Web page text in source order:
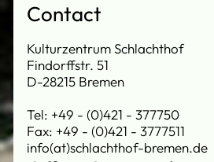
Contact
Kulturzentrum Schlachthof
Findorffstr. 51
D-28215 Bremen
Tel: +49 - (0)421 - 377750
Fax: +49 - (0)421 - 3777511
info(at)schlachthof-bremen.de